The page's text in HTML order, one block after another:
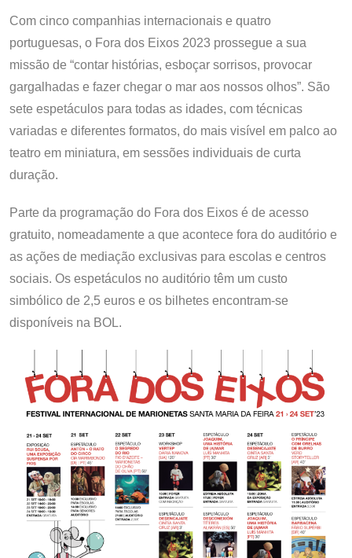
Com cinco companhias internacionais e quatro
portuguesas, o Fora dos Eixos 2023 prossegue a sua
missão de “contar histórias, esboçar sorrisos, provocar
gargalhadas e fazer chegar o mar aos nossos olhos”. São
sete espetáculos para todas as idades, com técnicas
variadas e diferentes formatos, do mais visível em palco ao
teatro em miniatura, em sessões individuais de curta
duração.
Parte da programação do Fora dos Eixos é de acesso
gratuito, nomeadamente a que acontece fora do auditório e
as ações de mediação exclusivas para escolas e centros
sociais. Os espetáculos no auditório têm um custo
simbólico de 2,5 euros e os bilhetes encontram-se
disponíveis na BOL.